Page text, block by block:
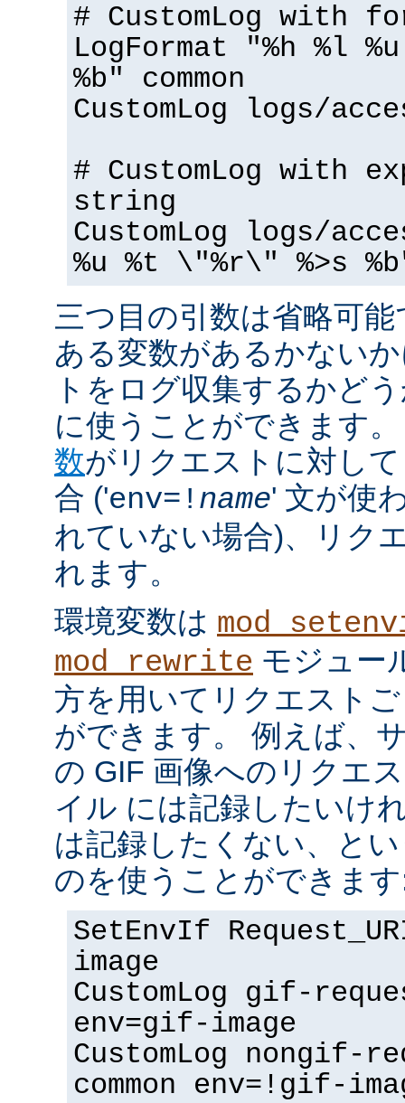
# CustomLog with
LogFormat "%h %l
%b" common
CustomLog logs/
# CustomLog with
string
CustomLog logs/
%u %t \"%r\" %>s
三つ目の引数は省略可
ある変数があるかない
トをログ収集するかど
に使うことができます
数がリクエストに対し
合 ('env=! name' 文が使
れていない場合)、リク
れます。
環境変数は
mod_rewrite モジュー
方を用いてリクエスト
ができます。 例えば、
の GIF 画像へのリクエ
イル には記録したいけ
は記録したくない、と
のを使うことができま
SetEnvIf
image
CustomLog gif-
env=gif-image
CustomLog nongif-
common env=!gif-